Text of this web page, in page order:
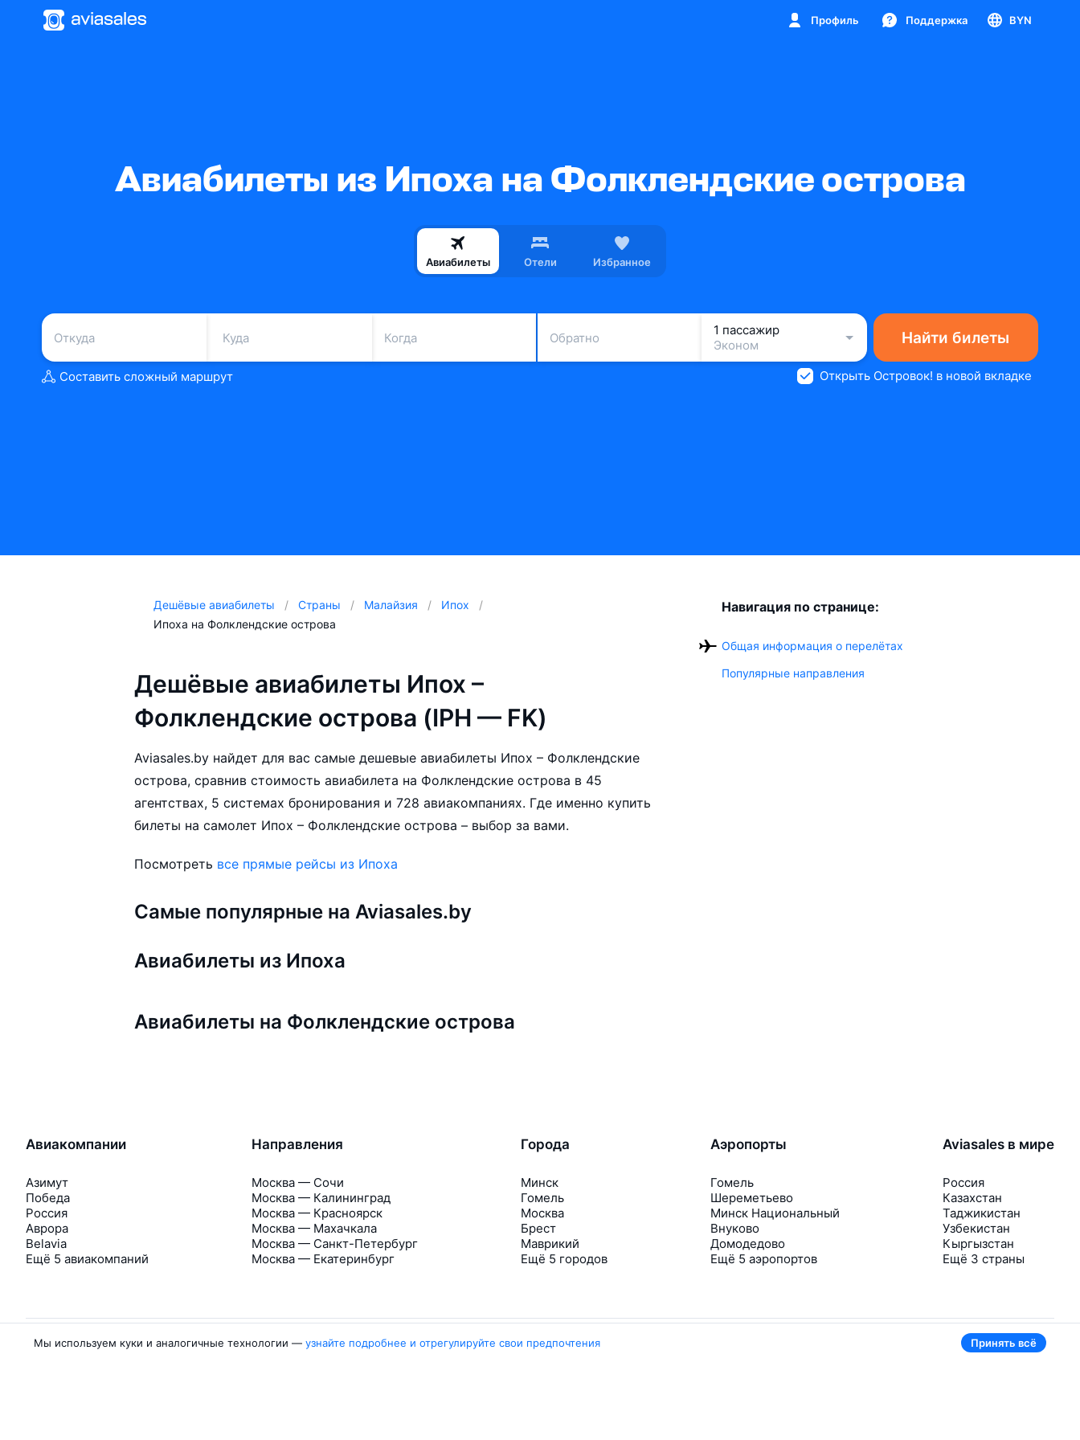
Профиль Поддержка BYN
Авиабилеты из Ипоха на Фолклендские острова
Авиабилеты Отели Избранное
Когда Обратно
1 пассажир
Эконом
Найти билеты
Составить сложный маршрут Открыть Островок! в новой вкладке
Дешёвые авиабилеты Страны Малайзия
Ипох
Ипоха на Фолклендские острова
Дешёвые авиабилеты Ипох –
Фолклендские острова (IPH — FK)
Aviasales.by найдет для вас самые дешевые авиабилеты Ипох – Фолклендские
острова, сравнив стоимость авиабилета на Фолклендские острова в 45
агентствах, 5 системах бронирования и 728 авиакомпаниях. Где именно купить
билеты на самолет Ипох – Фолклендские острова – выбор за вами.
Посмотреть все прямые рейсы из Ипоха
Самые популярные на Aviasales.by
Авиабилеты из Ипоха
Авиабилеты на Фолклендские острова
Навигация по странице:
Общая информация о перелётах
Популярные направления
Авиакомпании
Азимут
Победа
Россия
Аврора
Belavia
Ещё 5 авиакомпаний
Направления
Москва — Сочи
Москва — Калининград
Москва — Красноярск
Москва — Махачкала
Москва — Санкт-Петербург
Москва — Екатеринбург
Города
Минск
Гомель
Москва
Брест
Маврикий
Ещё 5 городов
Аэропорты
Гомель
Шереметьево
Минск Национальный
Внуково
Домодедово
Ещё 5 аэропортов
Aviasales в мире
Россия
Казахстан
Таджикистан
Узбекистан
Кыргызстан
Ещё 3 страны
Мы используем куки и аналогичные технологии — узнайте подробнее и отрегулируйте свои предпочтения Принять всё